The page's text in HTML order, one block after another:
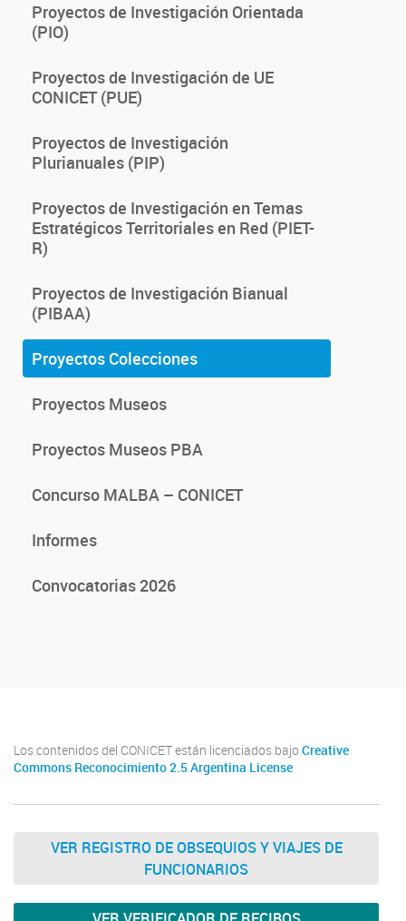
Proyectos de Investigación Orientada
(PIO)
Proyectos de Investigación de UE
CONICET (PUE)
Proyectos de Investigación
Plurianuales (PIP)
Proyectos de Investigación en Temas
Estratégicos Territoriales en Red (PIET-
R)
Proyectos de Investigación Bianual
(PIBAA)
Proyectos Colecciones
Proyectos Museos
Proyectos Museos PBA
Concurso MALBA – CONICET
Informes
Convocatorias 2026
Los contenidos del CONICET están licenciados bajo Creative
Commons Reconocimiento 2.5 Argentina License
VER REGISTRO DE OBSEQUIOS Y VIAJES DE
FUNCIONARIOS